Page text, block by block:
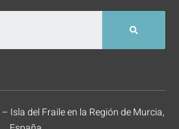
Isla del Fraile en la Región de Murcia,